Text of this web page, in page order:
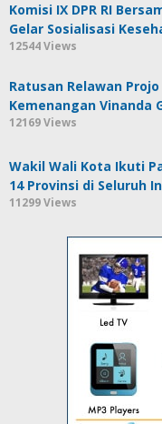
Komisi IX DPR RI
Gelar Sosialisasi
12544 Views
Ratusan Relawan
Kemenangan Vinanda
12169 Views
Wakil Wali Kota Ikuti
14 Provinsi di Seluruh
11299 Views